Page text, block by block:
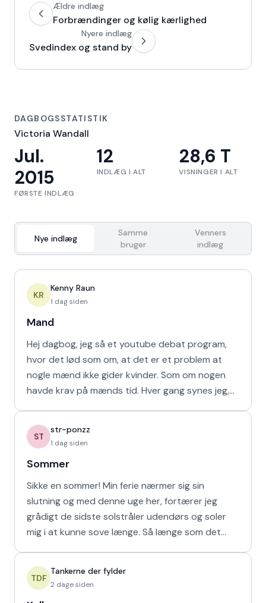
Ældre indlæg
Forbrændinger og kølig kærlighed
Nyere indlæg
Svedindex og stand by
DAGBOGSSTATISTIK
Victoria Wandall
Jul.
2015
FØRSTE INDLÆG
12
INDLÆG I ALT
28,6 T
VISNINGER I ALT
Nye indlæg
Samme
bruger
Venners
indlæg
KR
Kenny Raun
1 dag siden
Mand
Hej dagbog, jeg så et youtube debat program,
hvor det lød som om, at det er et problem at
nogle mænd ikke gider kvinder. Som om nogen
havde krav på mænds tid. Hver gang synes jeg,
ST
str-ponzz
1 dag siden
Sommer
Sikke en sommer! Min ferie nærmer sig sin
slutning og med denne uge her, fortærer jeg
grådigt de sidste solstråler udendørs og soler
mig i at kunne sove længe. Så længe som det
TDF
Tankerne der fylder
2 dage siden